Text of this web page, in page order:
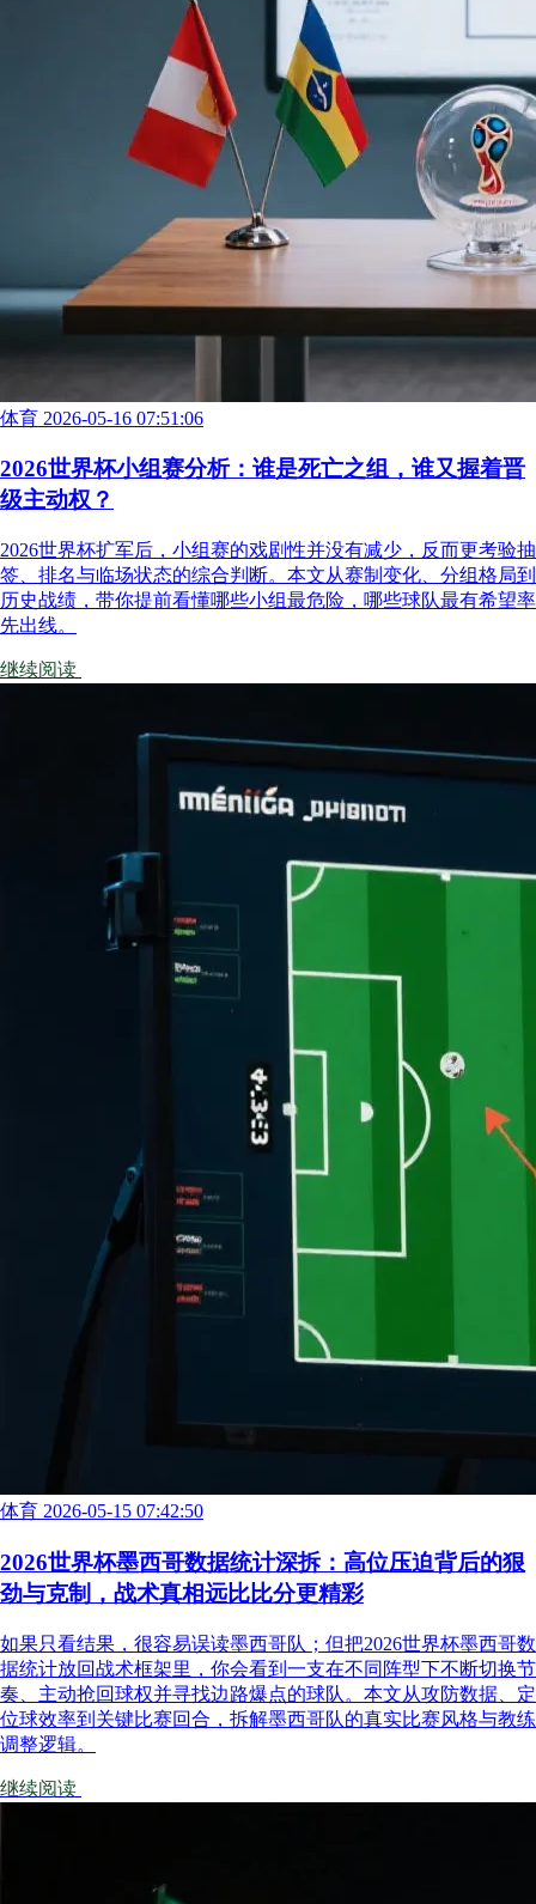
体育 2026-05-16 07:51:06
2026世界杯小组赛分析：谁是死亡之组，谁又握着晋
级主动权？
2026世界杯扩军后，小组赛的戏剧性并没有减少，反而更考验抽
签、排名与临场状态的综合判断。本文从赛制变化、分组格局到
历史战绩，带你提前看懂哪些小组最危险，哪些球队最有希望率
先出线。
继续阅读
体育 2026-05-15 07:42:50
2026世界杯墨西哥数据统计深拆：高位压迫背后的狠
劲与克制，战术真相远比比分更精彩
如果只看结果，很容易误读墨西哥队；但把2026世界杯墨西哥数
据统计放回战术框架里，你会看到一支在不同阵型下不断切换节
奏、主动抢回球权并寻找边路爆点的球队。本文从攻防数据、定
位球效率到关键比赛回合，拆解墨西哥队的真实比赛风格与教练
调整逻辑。
继续阅读